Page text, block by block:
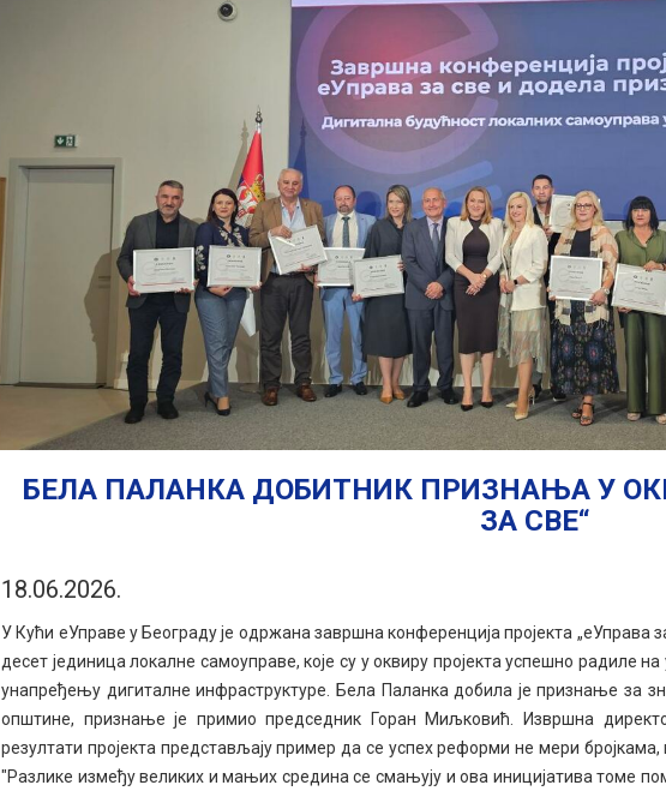
БЕЛА ПАЛАНКА ДОБИТНИК ПРИЗНАЊА У
ЗА СВЕ“
18.06.2026.
У Кући еУправе у Београду је одржана завршна конференција пројекта
десет јединица локалне самоуправе, које су у оквиру пројекта успешно радиле
унапређењу дигиталне инфраструктуре. Бела Паланка добила је признање за
општине, признање је примио председник Горан Миљковић. Извршна
резултати пројекта представљају пример да се успех реформи не мери бројкама,
"Разлике између великих и мањих средина се смањују и ова иницијатива томе